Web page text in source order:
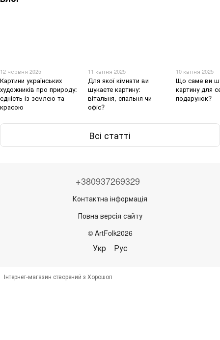
12 червня 2025
Картини українських
художників про природу:
єдність із землею та
красою
11 квітня 2025
Для якої кімнати ви
шукаєте картину:
вітальня, спальня чи
офіс?
10 квітня 2025
Що саме ви
картину для
подарунок?
Всі статті
+380937269329
Контактна інформація
Повна версія сайту
© ArtFolk2026
Укр Рус
Інтернет-магазин створений з Хорошоп